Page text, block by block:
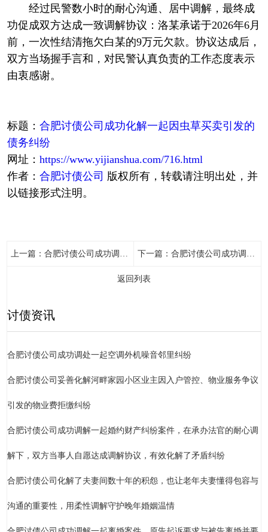
经过民警数小时的耐心沟通、居中调解，最终成
功促成双方达成一致调解协议：洛某承诺于2026年6月
前，一次性结清拖欠白某的9万元欠款。协议达成后，
双方当场握手言和，对民警认真负责的工作态度表示
由衷感谢。
标题： 合肥讨债公司成功化解一起因虫草买卖引发的
债务纠纷
网址： https://www.yijianshua.com/716.html
作者： 合肥讨债公司 版权所有，转载请注明出处，并
以链接形式注明。
上一篇： 合肥讨债公司成功调解一起恋爱期间的民间借贷纠纷，妥善解决债务纠纷 下一篇： 合肥讨债公司成功调解一纸调解，化解的是土地纷争，守护的是邻里温情
返回列表
讨债资讯
合肥讨债公司成功调处一起空调外机噪音邻里纠纷
合肥讨债公司妥善化解河畔家园小区业主因入户管控、物业服务争议
引发的物业费拒缴纠纷
合肥讨债公司成功调解一起婚约财产纠纷案件，在承办法官的耐心调
解下，双方当事人自愿达成调解协议，有效化解了矛盾纠纷
合肥讨债公司化解了夫妻间数十年的积怨，也让老年夫妻懂得包容与
沟通的重要性，用柔性调解守护晚年婚姻温情